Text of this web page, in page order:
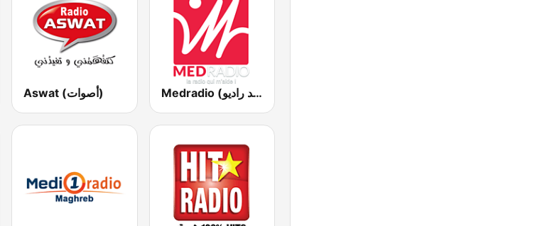
Aswat (أصوات) Medradio (ميد راديو)